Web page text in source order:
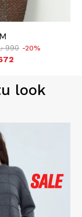
990 20
look